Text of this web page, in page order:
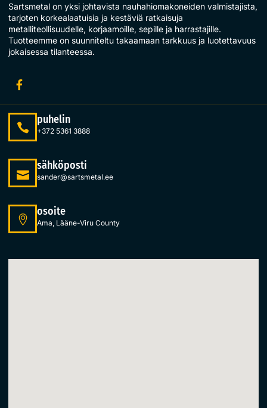
Sartsmetal on yksi johtavista nauhahiomakoneiden valmistajista,
tarjoten korkealaatuisia ja kestäviä ratkaisuja
metalliteollisuudelle, korjaamoille, sepille ja harrastajille.
Tuotteemme on suunniteltu takaamaan tarkkuus ja luotettavuus
jokaisessa tilanteessa.
puhelin
+372 5361 3888
sähköposti
sander@sartsmetal.ee
osoite
Ama, Lääne-Viru County